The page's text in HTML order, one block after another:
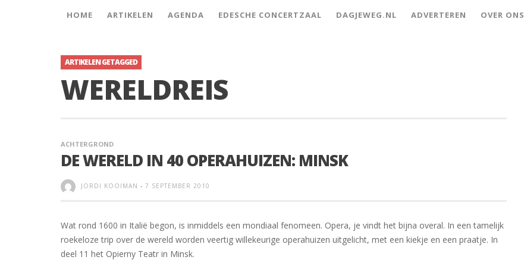
HOME ARTIKELEN AGENDA EDESCHE CONCERTZAAL DAGJEWEG.NL ADVERTEREN OVER ONS
ARTIKELEN GETAGGED
WERELDREIS
ACHTERGROND
DE WERELD IN 40 OPERAHUIZEN: MINSK
JORDI KOOIMAN - 7 SEPTEMBER 2010
Wat rond 1600 in Italië begon, is inmiddels een mondiaal fenomeen. Opera, je vindt het bijna overal. In een tamelijk
roekeloze trip over de wereld worden veertig willekeurige operahuizen uitgelicht, met een kiekje en een praatje. In
deel 11 het Opierny Teatr in Minsk.